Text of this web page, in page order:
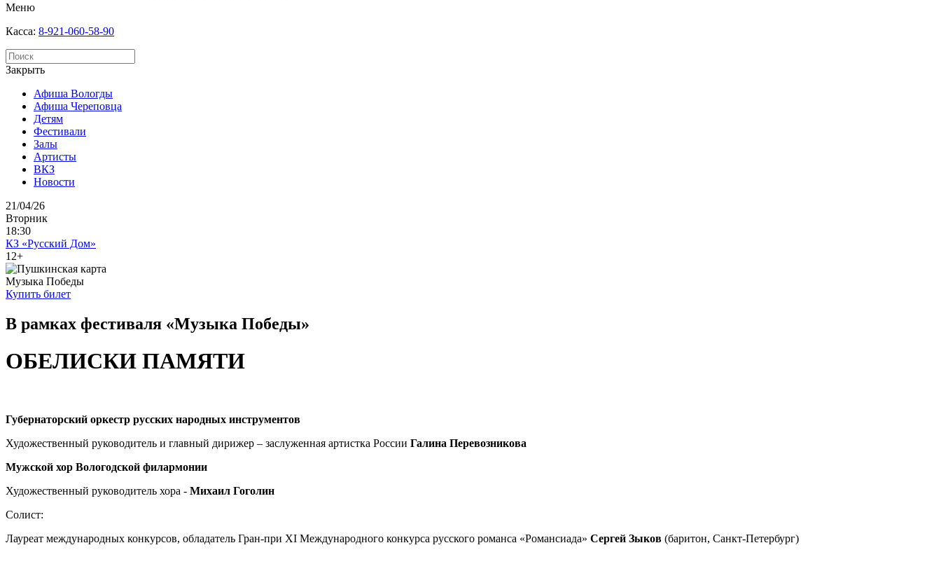
Меню
Касса: 8-921-060-58-90
Закрыть
Афиша Вологды
Афиша Череповца
Детям
Фестивали
Залы
Артисты
ВКЗ
Новости
21/04/26
Вторник
18:30
КЗ «Русский Дом»
12+
Музыка Победы
Купить билет
В рамках фестиваля «Музыка Победы»
ОБЕЛИСКИ ПАМЯТИ
Губернаторский оркестр русских народных инструментов
Художественный руководитель и главный дирижер – заслуженная артистка России Галина Перевозникова
Мужской хор Вологодской филармонии
Художественный руководитель хора - Михаил Гоголин
Солист:
Лауреат международных конкурсов, обладатель Гран-при XI Международного конкурса русского романса «Романсиада» Сергей Зыков (баритон, Санкт-Петербург)